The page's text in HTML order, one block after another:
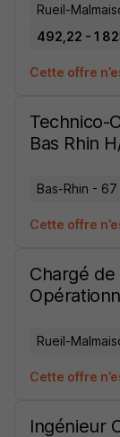
Rueil-
492,22 - 1
Cette offre
Technico-
Bas Rhin
Bas-Rhin - 67
Cette offre
Chargé
Rueil-
Cette offre
Ingénieur